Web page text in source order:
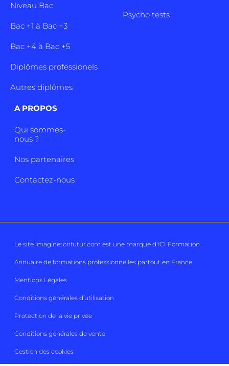
Niveau Bac
Bac +1 à Bac +3
Bac +4 à Bac +5
Diplômes professionels
Autres diplômes
Psycho tests
A PROPOS
Qui sommes-
nous ?
Nos partenaires
Contactez-nous
Le site imaginetonfutur.com est une marque d'ICI Formation.
Annuaire de formations professionnelles partout en France
Mentions Légales
Conditions générales d’utilisation
Protection de la vie privée
Conditions générales de vente
Gestion des cookies